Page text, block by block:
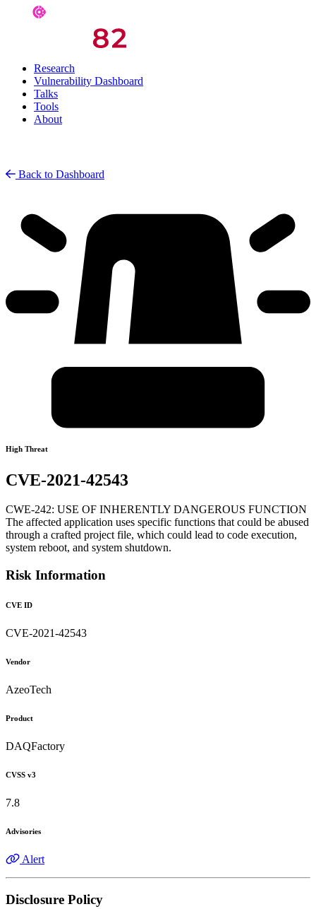
Research
Vulnerability Dashboard
Talks
Tools
About
Back to Dashboard
High Threat
CVE-2021-42543
CWE-242: USE OF INHERENTLY DANGEROUS FUNCTION
The affected application uses specific functions that could be abused
through a crafted project file, which could lead to code execution,
system reboot, and system shutdown.
Risk Information
CVE ID
CVE-2021-42543
Vendor
AzeoTech
Product
DAQFactory
CVSS v3
7.8
Advisories
Alert
Disclosure Policy